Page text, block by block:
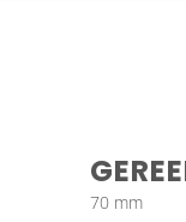
70 mm